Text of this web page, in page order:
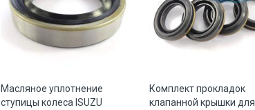
Масляное уплотнение
ступицы колеса ISUZU
Комплект прокладок
клапанной крышки для